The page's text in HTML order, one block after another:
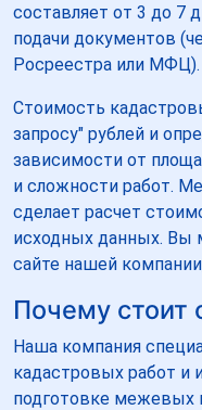
составляет от 3 до 7
подачи документов
Росреестра или МФЦ).
Стоимость
запросу" рублей и
зависимости от
и сложности работ.
сделает расчет
исходных данных. Вы
сайте нашей
Почему стоит
Наша компания
кадастровых работ и
подготовке межевых